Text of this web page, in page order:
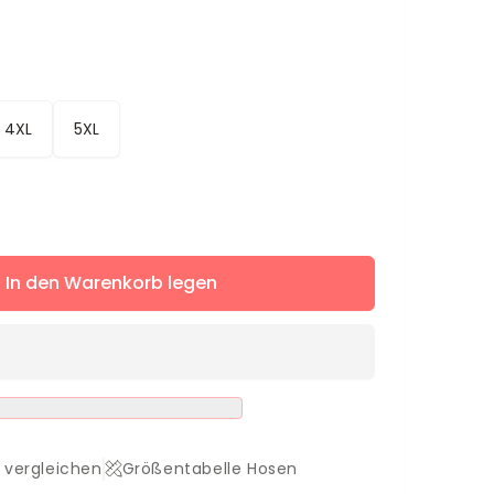
4XL 5XL
In den Warenkorb legen
Größentabelle Hosen